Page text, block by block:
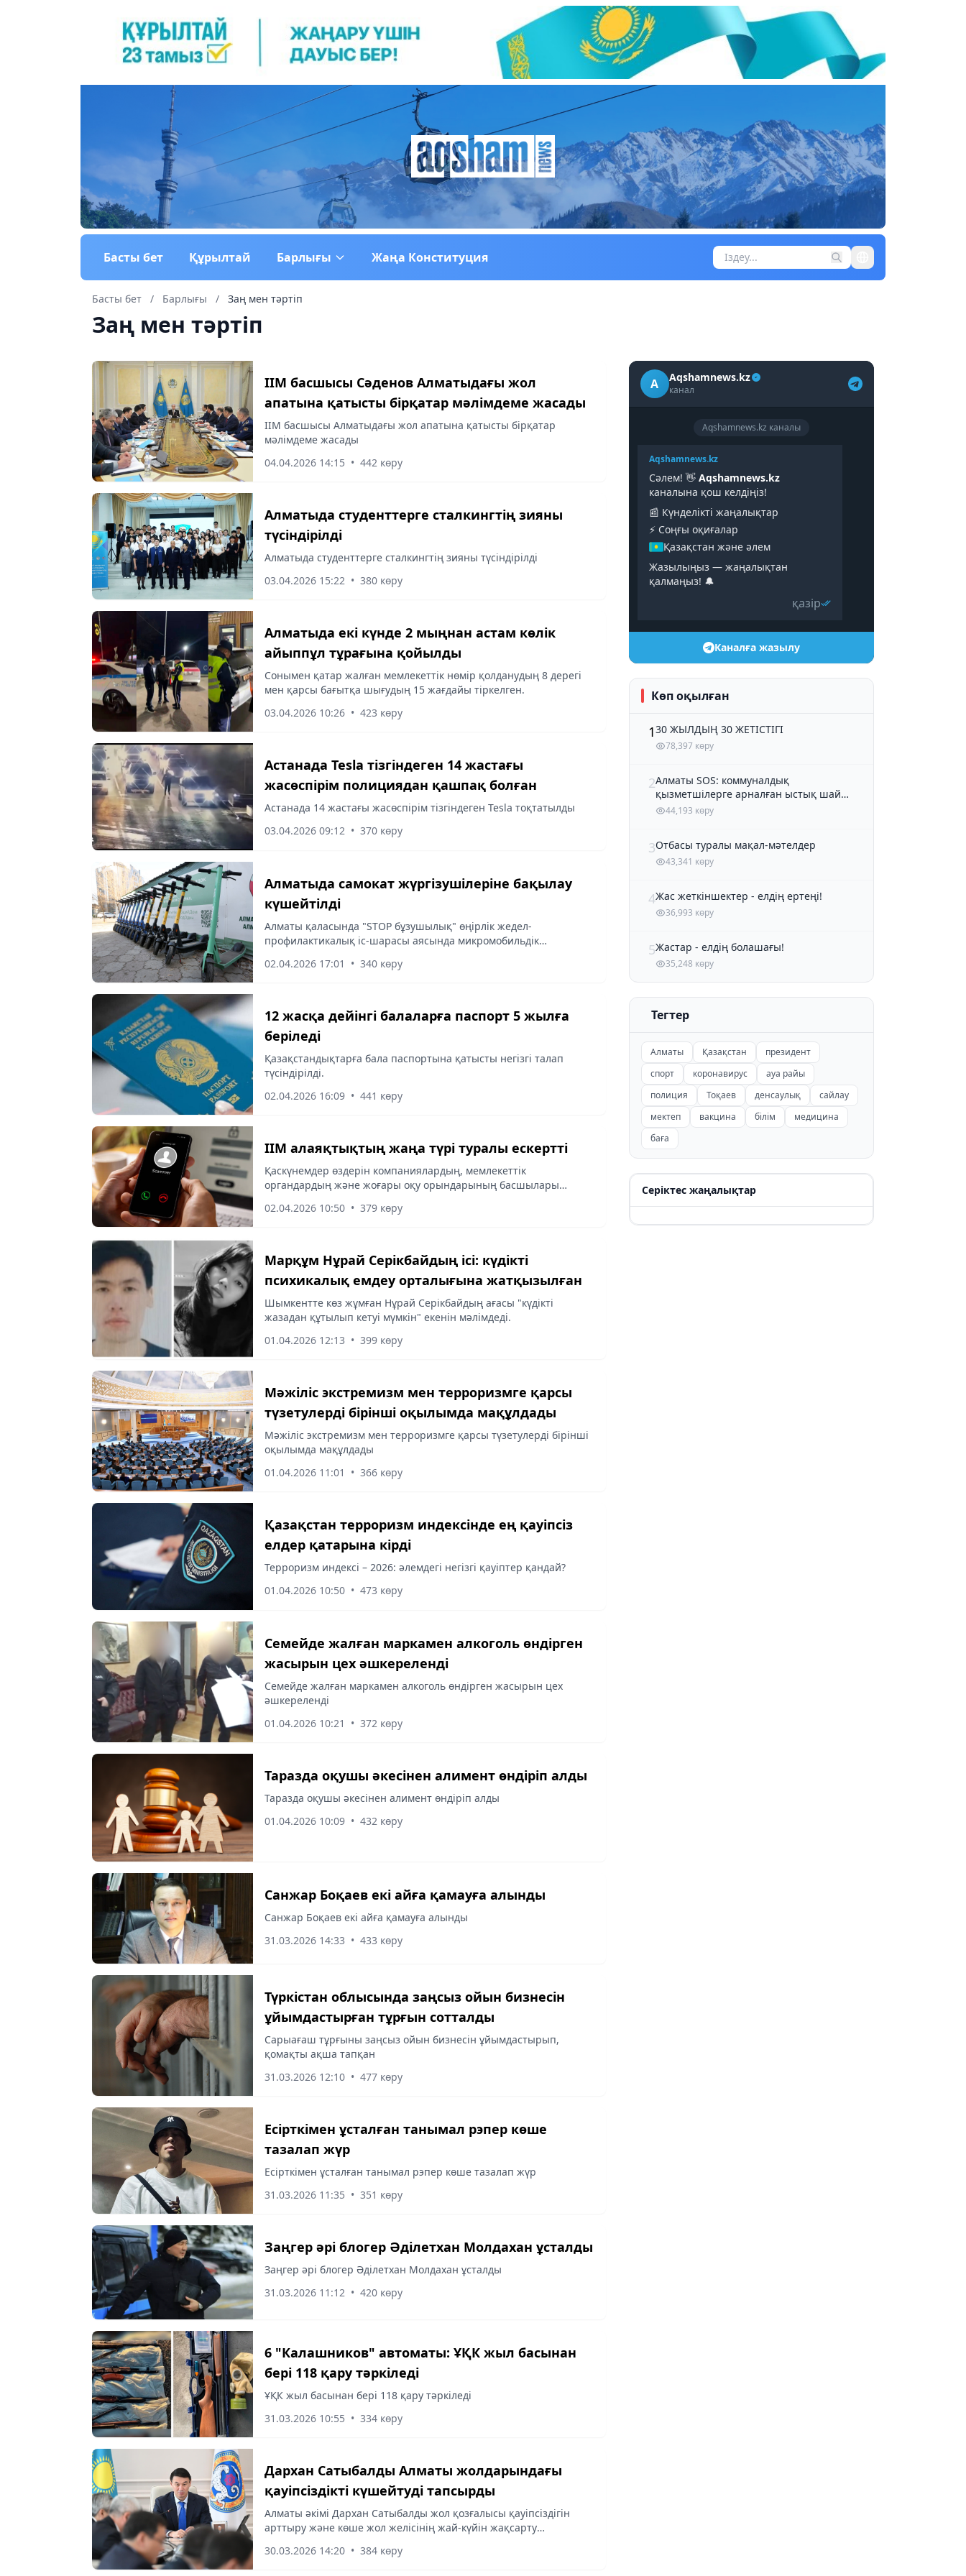
Басты бет Құрылтай Барлығы Жаңа Конституция
Басты бет / Барлығы / Заң мен тəртіп
Заң мен тəртіп
ІІМ басшысы Сәденов Алматыдағы жол
апатына қатысты бірқатар мәлімдеме жасады
ІІМ басшысы Алматыдағы жол апатына қатысты бірқатар
мәлімдеме жасады
04.04.2026 14:15 • 442 көру
Алматыда студенттерге сталкингтің зияны
түсіндірілді
Алматыда студенттерге сталкингтің зияны түсіндірілді
03.04.2026 15:22 • 380 көру
Алматыда екі күнде 2 мыңнан астам көлік
айыппұл тұрағына қойылды
Сонымен қатар жалған мемлекеттік нөмір қолданудың 8 дерегі
мен қарсы бағытқа шығудың 15 жағдайы тіркелген.
03.04.2026 10:26 • 423 көру
Астанада Tesla тізгіндеген 14 жастағы
жасөспірім полициядан қашпақ болған
Астанада 14 жастағы жасөспірім тізгіндеген Tesla тоқтатылды
03.04.2026 09:12 • 370 көру
Алматыда самокат жүргізушілеріне бақылау
күшейтілді
Алматы қаласында "STOP бұзушылық" өңірлік жедел-
профилактикалық іс-шарасы аясында микромобильдік
күшейтілді.
02.04.2026 17:01 • 340 көру
12 жасқа дейінгі балаларға паспорт 5 жылға
беріледі
Қазақстандықтарға бала паспортына қатысты негізгі талап
түсіндірілді.
02.04.2026 16:09 • 441 көру
ІІМ алаяқтықтың жаңа түрі туралы ескертті
Қаскүнемдер өздерін компаниялардың, мемлекеттік
органдардың және жоғары оқу орындарының басшылары
02.04.2026 10:50 • 379 көру
Марқұм Нұрай Серікбайдың ісі: күдікті
психикалық емдеу орталығына жатқызылған
Шымкентте көз жұмған Нұрай Серікбайдың ағасы "күдікті
жазадан құтылып кетуі мүмкін" екенін мәлімдеді.
01.04.2026 12:13 • 399 көру
Мәжіліс экстремизм мен терроризмге қарсы
түзетулерді бірінші оқылымда мақұлдады
Мәжіліс экстремизм мен терроризмге қарсы түзетулерді бірінші
оқылымда мақұлдады
01.04.2026 11:01
• 366 көру
Қазақстан терроризм индексінде ең қауіпсіз
елдер қатарына кірді
Терроризм индексі – 2026: әлемдегі негізгі қауіптер қандай?
01.04.2026 10:50 • 473 көру
Семейде жалған маркамен алкоголь өндірген
жасырын цех әшкереленді
Семейде жалған маркамен алкоголь өндірген жасырын цех
әшкереленді
01.04.2026 10:21
• 372 көру
Таразда оқушы әкесінен алимент өндіріп алды
Таразда оқушы әкесінен алимент өндіріп алды
01.04.2026 10:09 • 432 көру
Санжар Боқаев екі айға қамауға алынды
Санжар Боқаев екі айға қамауға алынды
31.03.2026 14:33 • 433 көру
Түркістан облысында заңсыз ойын бизнесін
ұйымдастырған тұрғын сотталды
Сарыағаш тұрғыны заңсыз ойын бизнесін ұйымдастырып,
қомақты ақша тапқан
31.03.2026 12:10 • 477 көру
Есірткімен ұсталған танымал рэпер көше
тазалап жүр
Есірткімен ұсталған танымал рэпер көше тазалап жүр
31.03.2026 11:35 • 351 көру
Заңгер әрі блогер Әділетхан Молдахан ұсталды
Заңгер әрі блогер Әділетхан Молдахан ұсталды
31.03.2026 11:12 • 420 көру
6 "Калашников" автоматы: ҰҚК жыл басынан
бері 118 қару тәркіледі
ҰҚК жыл басынан бері 118 қару тәркіледі
31.03.2026 10:55 • 334 көру
Дархан Сатыбалды Алматы жолдарындағы
қауіпсіздікті күшейтуді тапсырды
Алматы әкімі Дархан Сатыбалды жол қозғалысы қауіпсіздігін
арттыру және көше жол желісінің жай-күйін жақсарту
30.03.2026 14:20 • 384 көру
A Aqshamnews.kz
канал
Aqshamnews.kz каналы
Aqshamnews.kz
Сәлем! 👋 Aqshamnews.kz
каналына қош келдіңіз!
📰 Күнделікті жаңалықтар
⚡️ Соңғы оқиғалар
Қазақстан және әлем
Жазылыңыз — жаңалықтан
қалмаңыз! 🔔
қазір
Каналға жазылу
Көп оқылған
130 ЖЫЛДЫҢ 30 ЖЕТІСТІГІ
78,397 көру
2Алматы SOS: коммуналдық
қызметшілерге арналған ыстық шай
және кондитер өнімдері
44,193 көру
3Отбасы туралы мақал-мәтелдер
43,341 көру
4Жас жеткіншектер - елдің ертеңі!
36,993 көру
5Жастар - елдің болашағы!
35,248 көру
Тегтер
Алматы Қазақстан
президент
спорт
коронавирус
ауа райы
полиция
Тоқаев денсаулық
сайлау
мектеп
вакцина білім
медицина
баға
Серіктес жаңалықтар